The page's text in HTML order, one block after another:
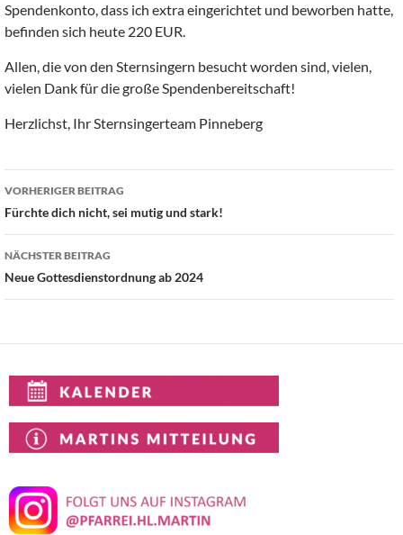
Spendenkonto, dass ich extra eingerichtet und beworben hatte,
befinden sich heute 220 EUR.
Allen, die von den Sternsingern besucht worden sind, vielen,
vielen Dank für die große Spendenbereitschaft!
Herzlichst, Ihr Sternsingerteam Pinneberg
Beitragsnavigation
VORHERIGER BEITRAG
Fürchte dich nicht, sei mutig und stark!
NÄCHSTER BEITRAG
Neue Gottesdienstordnung ab 2024